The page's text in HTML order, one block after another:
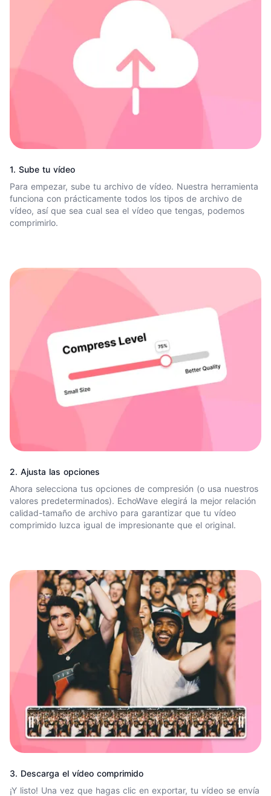
1. Sube tu vídeo
Para empezar, sube tu archivo de vídeo. Nuestra herramienta
funciona con prácticamente todos los tipos de archivo de
vídeo, así que sea cual sea el vídeo que tengas, podemos
comprimirlo.
2. Ajusta las opciones
Ahora selecciona tus opciones de compresión (o usa nuestros
valores predeterminados). EchoWave elegirá la mejor relación
calidad-tamaño de archivo para garantizar que tu vídeo
comprimido luzca igual de impresionante que el original.
3. Descarga el vídeo comprimido
¡Y listo! Una vez que hagas clic en exportar, tu vídeo se envía